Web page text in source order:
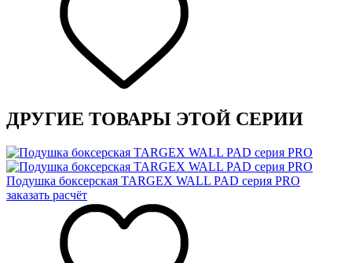
ДРУГИЕ ТОВАРЫ ЭТОЙ СЕРИИ
Подушка боксерская TARGEX WALL PAD серия PRO
заказать расчёт